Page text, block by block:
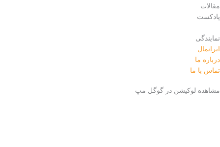
مقالات
پادکست
نمایندگی
ایرانمال
درباره ما
تماس با ما
مشاهده لوکیشن در گوگل مپ